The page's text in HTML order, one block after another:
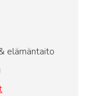
elämäntaito